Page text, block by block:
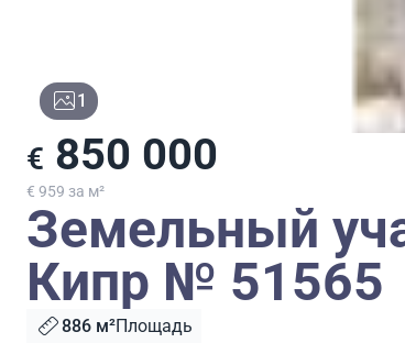
1
€ 850 000
€ 959 за м²
Земельный
Кипр № 51565
886 м²Площадь